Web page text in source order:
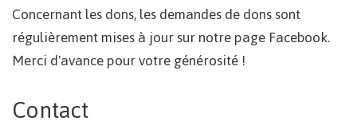
Concernant les dons, les demandes de dons sont
régulièrement mises à jour sur notre page Facebook.
Merci d'avance pour votre générosité !
Contact